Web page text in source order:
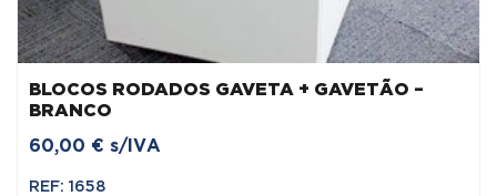
BLOCOS RODADOS GAVETA + GAVETÃO –
BRANCO
60,00 € s/IVA
REF: 1658